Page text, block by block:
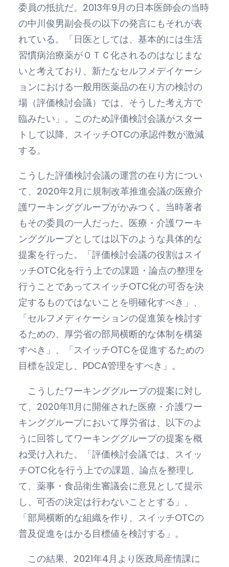
委員の抵抗だ。2013年9月の日本医師会の当時
の中川俊男副会長の以下の発言にもそれが表
れている。「日医としては、基本的には生活
習慣病治療薬がＯＴＣ化されるのはなじまな
いと考えており、新たなセルフメデイケーシ
ョンにおける一般用医薬品の在り方の検討の
場（評価検討会議）では、そうした考え方で
臨みたい」。このため評価検討会議がスター
トして以降、スイッチOTCの承認件数が激減
する。
こうした評価検討会議の運営の在り方につい
て、2020年2月に規制改革推進会議の医療介
護ワーキンググループがかみつく。当時著者
もその委員の一人だった。医療・介護ワーキ
ンググループとしては以下のような具体的な
提案を行った。「評価検討会議の役割はスイ
ッチOTC化を行う上での課題・論点の整理を
行うことであってスイッチOTC化の可否を決
定するものではないことを明確化すべき」、
「セルフメディケーションの促進策を検討す
るための、厚労省の部局横断的な体制を構築
すべき」、「スイッチOTCを促進するための
目標を設定し、PDCA管理をすべき」。
こうしたワーキンググループの提案に対し
て、2020年11月に開催された医療・介護ワー
キンググループにおいて厚労省は、以下のよ
うに回答してワーキンググループの提案を概
ね受け入れた。「評価検討会議では、スイッ
チOTC化を行う上での課題、論点を整理し
て、薬事・食品衛生審議会に意見として提示
し、可否の決定は行わないこととする」、
「部局横断的な組織を作り、スイッチOTCの
普及促進をはかる目標値を検討する」。
この結果、2021年4月より医政局産情課に